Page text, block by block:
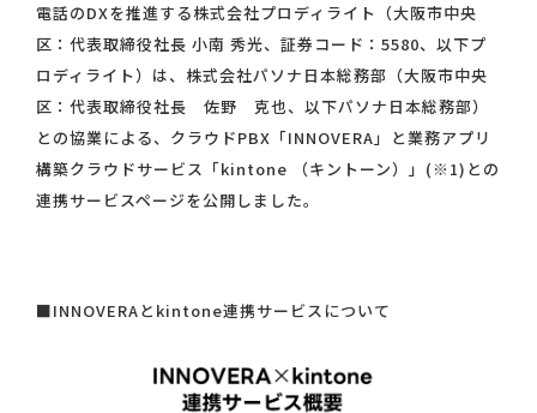
電話のDXを推進する株式会社プロディライト（大阪市中央
区：代表取締役社長 小南 秀光、証券コード：5580、以下プ
ロディライト）は、株式会社パソナ日本総務部（大阪市中央
区：代表取締役社長 佐野 克也、以下パソナ日本総務部）
との協業による、クラウドPBX「INNOVERA」と業務アプリ
構築クラウドサービス「kintone （キントーン）」(※1)との
連携サービスページを公開しました。
■INNOVERAとkintone連携サービスについて